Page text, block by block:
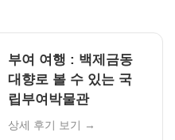
부여 여행 : 백제금동
대향로 볼 수 있는 국
립부여박물관
상세 후기 보기 →